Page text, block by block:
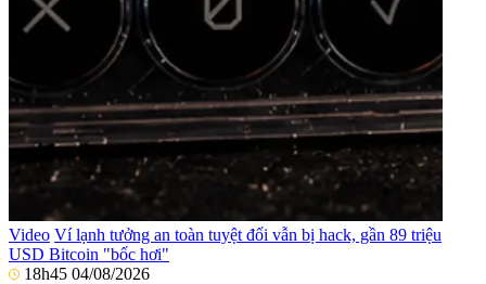
Video Ví lạnh tưởng an toàn tuyệt đối vẫn bị hack, gần 89 triệu
USD Bitcoin "bốc hơi"
18h45 04/08/2026